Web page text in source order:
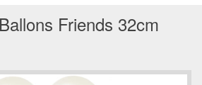
Friends 32cm